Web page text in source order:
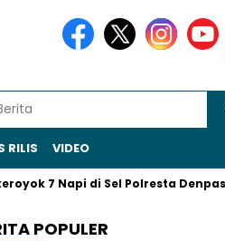
RILIS VIDEO
7 Napi di Sel Polresta Denpasar
POPULER